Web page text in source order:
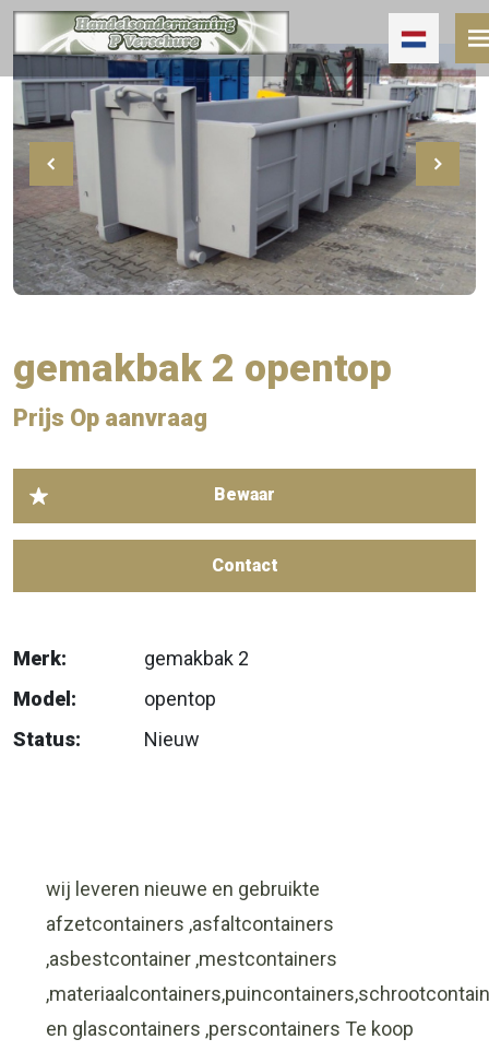
gemakbak 2 opentop
Prijs Op aanvraag
Contact
Merk:
gemakbak 2
Model:
opentop
Status:
Nieuw
wij leveren nieuwe en gebruikte
afzetcontainers ,asfaltcontainers
,asbestcontainer ,mestcontainers
en glascontainers ,perscontainers Te koop